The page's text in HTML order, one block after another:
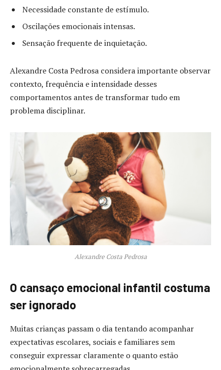
Necessidade constante de estímulo.
Oscilações emocionais intensas.
Sensação frequente de inquietação.
Alexandre Costa Pedrosa considera importante observar
contexto, frequência e intensidade desses
comportamentos antes de transformar tudo em
problema disciplinar.
Alexandre Costa Pedrosa
O cansaço emocional infantil costuma
ser ignorado
Muitas crianças passam o dia tentando acompanhar
expectativas escolares, sociais e familiares sem
conseguir expressar claramente o quanto estão